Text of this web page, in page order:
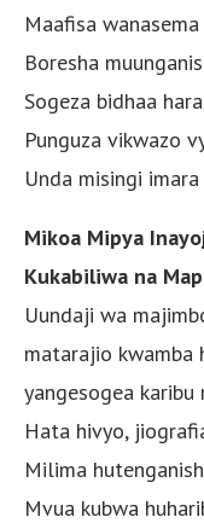
Maafisa
Boresha
Sogeza bidhaa
Punguza vikwazo
Unda misingi
Mikoa Mipya
Kukabiliwa na
Uundaji wa
matarajio kwamba
yangesogea karibu
Hata hivyo,
Milima
Mvua kubwa